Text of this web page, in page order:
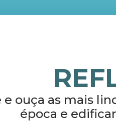
e ouça as mais
época e